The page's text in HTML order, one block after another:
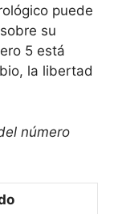
puede
su
5 está
la libertad
número